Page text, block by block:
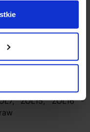
samoprzylepnej
ZOL15, ZOL16 -